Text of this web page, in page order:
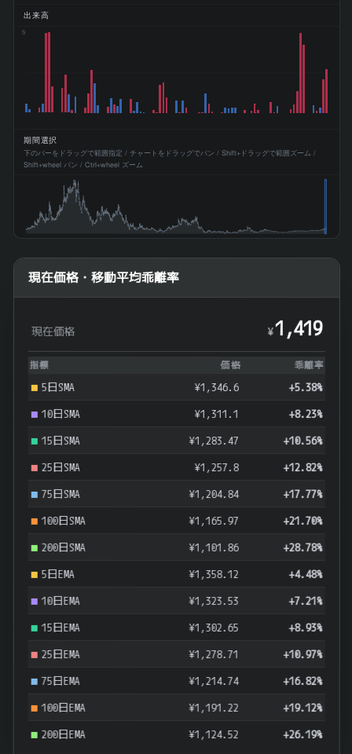
出来高
15k
期間選択
下のバーをドラッグで範囲指定 / チャートをドラッグでパン / Shift+ドラッグで範囲ズーム /
Shift+wheel パン / Ctrl+wheel ズーム
現在価格・移動平均乖離率
現在価格 ¥1,419
指標 価格 乖離率
5日SMA ¥1,346.6 +5.38%
10日SMA ¥1,311.1 +8.23%
15日SMA ¥1,283.47
+10.56%
25日SMA
¥1,257.8
+12.82%
75日SMA
¥1,204.84 +17.77%
100日SMA ¥1,165.97 +21.70%
200日SMA ¥1,101.86 +28.78%
5日EMA ¥1,358.12 +4.48%
10日EMA ¥1,323.53 +7.21%
15日EMA ¥1,302.65 +8.93%
25日EMA ¥1,278.71 +10.97%
75日EMA ¥1,214.74 +16.82%
100日EMA ¥1,191.22 +19.12%
200日EMA ¥1,124.52 +26.19%